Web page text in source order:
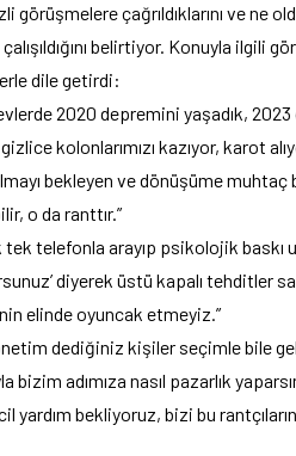
çağrıldıklarını ve ne
belirtiyor. Konuyla ilgili
dile getirdi:
2020 depremini yaşadık,
kolonlarımızı kazıyor, karot
bekleyen ve dönüşüme
o da ranttır.”
telefonla arayıp psikolojik baskı
diyerek üstü kapalı tehditler
elinde oyuncak etmeyiz.”
dediğiniz kişiler seçimle bile
bizim adımıza nasıl pazarlık
bekliyoruz, bizi bu rantçıların